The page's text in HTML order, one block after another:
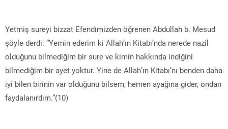
Yetmiş sureyi bizzat Efendimizden öğrenen Abdullah b. Mesud
şöyle derdi: “Yemin ederim ki Allah’ın Kitabı’nda nerede nazil
olduğunu bilmediğim bir sure ve kimin hakkında indiğini
bilmediğim bir ayet yoktur. Yine de Allah’ın Kitabı’nı benden daha
iyi bilen birinin var olduğunu bilsem, hemen ayağına gider, ondan
faydalanırdım.”(10)